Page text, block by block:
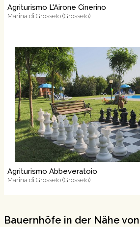
Agriturismo L'Airone Cinerino
Marina di Grosseto (Grosseto)
Agriturismo Abbeveratoio
Marina di Grosseto (Grosseto)
Bauernhöfe in der Nähe